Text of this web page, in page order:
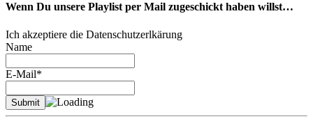
Wenn Du unsere Playlist per Mail zugeschickt haben willst…
Ich akzeptiere die Datenschutzerlkärung
Name
E-Mail*